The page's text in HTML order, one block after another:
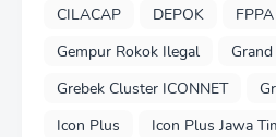
CILACAP
DEPOK
FPPA
Gempur Rokok Ilegal
Grebek Cluster ICONNET
Icon Plus
Icon Plus Jawa